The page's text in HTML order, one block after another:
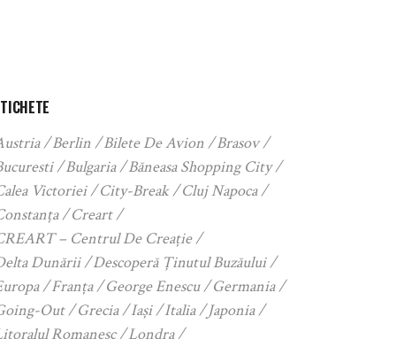
Berlin Bilete De Avion
Brasov
Bulgaria
Băneasa Shopping City
Victoriei
City-Break
Cluj Napoca
Creart
– Centrul De Creație
Dunării
Descoperă Ținutul Buzăului
Franța George Enescu
Germania
Out
Grecia Iași Italia
Japonia
Romanesc
Londra